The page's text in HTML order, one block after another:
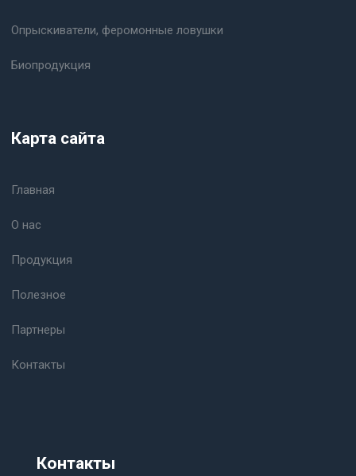
Опрыскиватели, феромонные ловушки
Биопродукция
Карта сайта
Главная
О нас
Продукция
Полезное
Партнеры
Контакты
Контакты